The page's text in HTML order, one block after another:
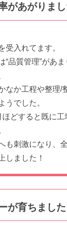
があがりまし
受入れてます。
“品質管理”があ
なか工程や整理/
うでした。
ほどすると既に
も刺激になり、
しました！
が育ちました